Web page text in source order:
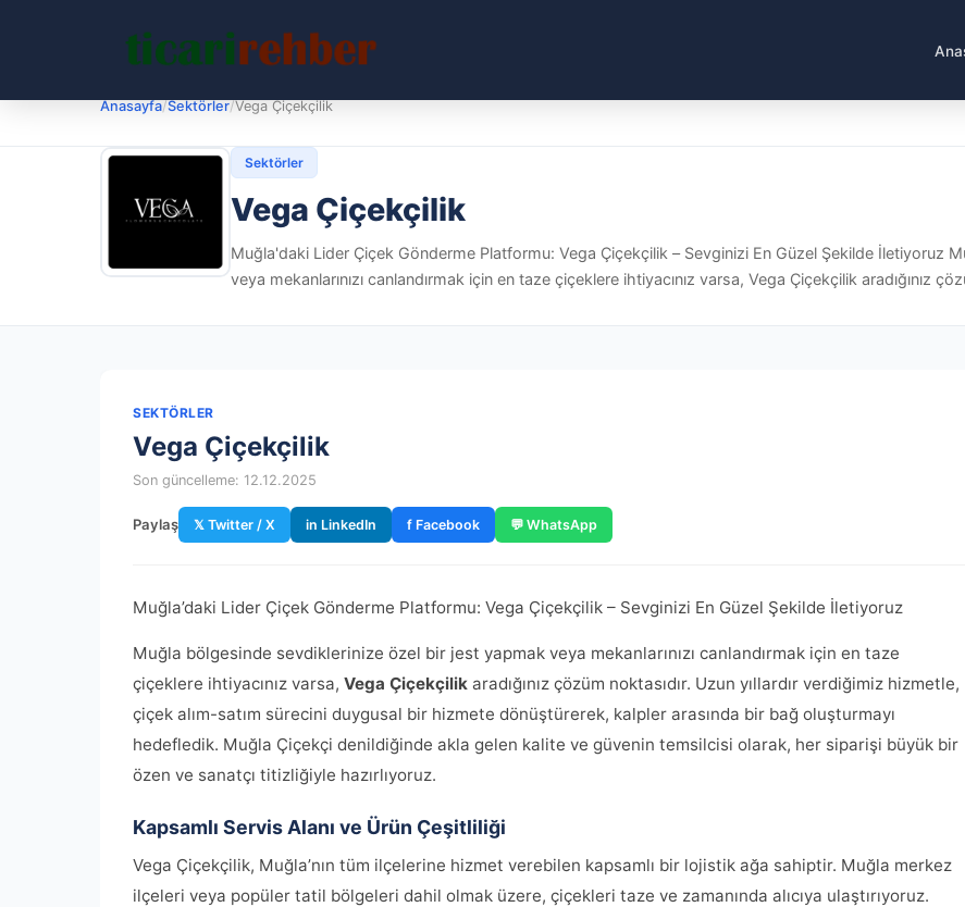
Anasayfa/Sektörler/Vega Çiçekçilik
Sektörler
Vega Çiçekçilik
Muğla'daki Lider Çiçek Gönderme Platformu: Vega Çiçekçilik – Sevginizi En Güzel Şekilde İletiyoruz
veya mekanlarınızı canlandırmak için en taze çiçeklere ihtiyacınız varsa, Vega Çiçekçilik aradığınız
SEKTÖRLER
Vega Çiçekçilik
Son güncelleme: 12.12.2025
Paylaş 𝕏 Twitter / X in LinkedIn f Facebook 💬 WhatsApp
Muğla’daki Lider Çiçek Gönderme Platformu: Vega Çiçekçilik – Sevginizi En Güzel Şekilde İletiyoruz
Muğla bölgesinde sevdiklerinize özel bir jest yapmak veya mekanlarınızı canlandırmak için en taze
çiçeklere ihtiyacınız varsa, Vega Çiçekçilik aradığınız çözüm noktasıdır. Uzun yıllardır verdiğimiz hizmetle,
çiçek alım-satım sürecini duygusal bir hizmete dönüştürerek, kalpler arasında bir bağ oluşturmayı
hedefledik. Muğla Çiçekçi denildiğinde akla gelen kalite ve güvenin temsilcisi olarak, her siparişi büyük bir
özen ve sanatçı titizliğiyle hazırlıyoruz.
Kapsamlı Servis Alanı ve Ürün Çeşitliliği
Vega Çiçekçilik, Muğla’nın tüm ilçelerine hizmet verebilen kapsamlı bir lojistik ağa sahiptir. Muğla merkez
ilçeleri veya popüler tatil bölgeleri dahil olmak üzere, çiçekleri taze ve zamanında alıcıya ulaştırıyoruz.